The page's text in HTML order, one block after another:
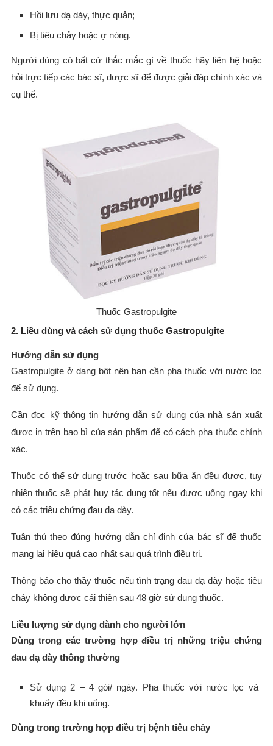
Hồi lưu dạ dày, thực quản;
Bị tiêu chảy hoặc ợ nóng.
Người dùng có bất cứ thắc mắc gì về thuốc hãy liên hệ hoặc
hỏi trực tiếp các bác sĩ, dược sĩ để được giải đáp chính xác và
cụ thể.
Thuốc Gastropulgite
2. Liều dùng và cách sử dụng thuốc Gastropulgite
Hướng dẫn sử dụng
Gastropulgite ở dạng bột nên bạn cần pha thuốc với nước lọc
để sử dụng.
Cần đọc kỹ thông tin hướng dẫn sử dụng của nhà sản xuất
được in trên bao bì của sản phẩm để có cách pha thuốc chính
xác.
Thuốc có thể sử dụng trước hoặc sau bữa ăn đều được, tuy
nhiên thuốc sẽ phát huy tác dụng tốt nếu được uống ngay khi
có các triệu chứng đau dạ dày.
Tuân thủ theo đúng hướng dẫn chỉ định của bác sĩ để thuốc
mang lại hiệu quả cao nhất sau quá trình điều trị.
Thông báo cho thầy thuốc nếu tình trạng đau dạ dày hoặc tiêu
chảy không được cải thiện sau 48 giờ sử dụng thuốc.
Liều lượng sử dụng dành cho người lớn
Dùng trong các trường hợp điều trị những triệu chứng
đau dạ dày thông thường
Sử dụng 2 – 4 gói/ ngày. Pha thuốc với nước lọc và
khuấy đều khi uống.
Dùng trong trường hợp điều trị bệnh tiêu chảy